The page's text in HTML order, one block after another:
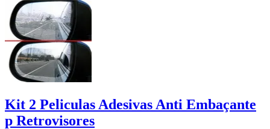
Kit 2 Peliculas Adesivas Anti Embaçante
p Retrovisores